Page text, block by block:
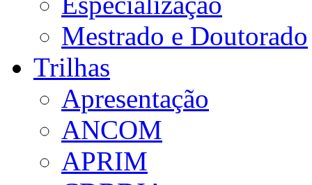
Mestrado e Doutorado
Trilhas
Apresentação
ANCOM
APRIM